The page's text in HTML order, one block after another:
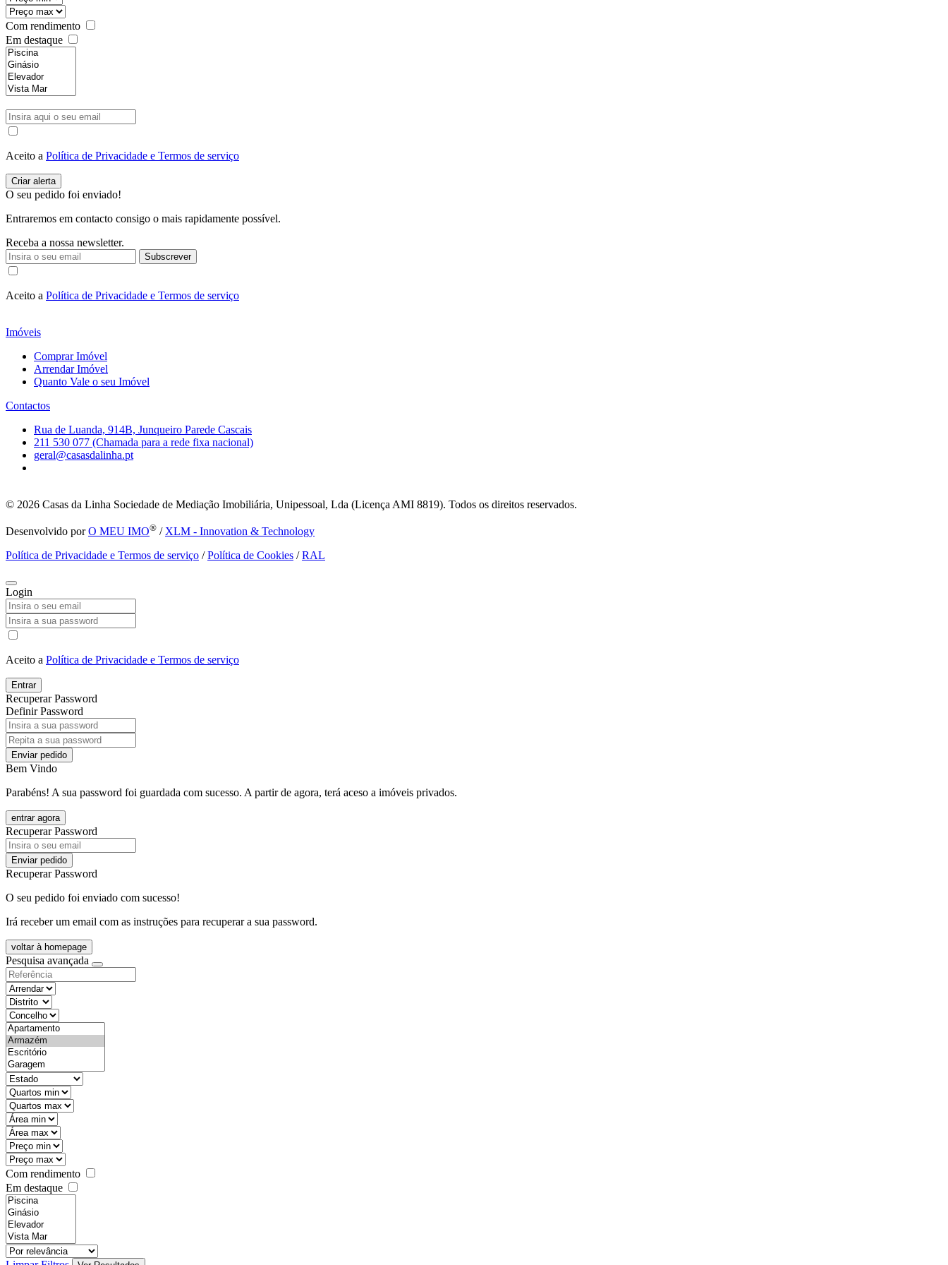
Com rendimento
Em destaque
Aceito a Política de Privacidade e Termos de serviço
O seu pedido foi enviado!
Entraremos em contacto consigo o mais rapidamente possível.
Receba a nossa newsletter.
Subscrever
Aceito a Política de Privacidade e Termos de serviço
Imóveis
Comprar Imóvel
Arrendar Imóvel
Quanto Vale o seu Imóvel
Contactos
Rua de Luanda, 914B, Junqueiro Parede Cascais
211 530 077 (Chamada para a rede fixa nacional)
geral@casasdalinha.pt
© 2026 Casas da Linha Sociedade de Mediação Imobiliária, Unipessoal, Lda (Licença AMI 8819). Todos os direitos reservados.
Desenvolvido porO MEU IMO® / XLM - Innovation & Technology
Política de Privacidade e Termos de serviço /Política de Cookies /RAL
Login
Aceito a Política de Privacidade e Termos de serviço
Entrar
Recuperar Password
Definir Password
Enviar pedido
Bem Vindo
Parabéns! A sua password foi guardada com sucesso. A partir de agora, terá aceso a imóveis privados.
entrar agora
Recuperar Password
Enviar pedido
Recuperar Password
O seu pedido foi enviado com sucesso!
Irá receber um email com as instruções para recuperar a sua password.
voltar à homepage
Pesquisa avançada
objective
districtId
countyId
types
state
mintypo
maxtypo
minarea
maxarea
minprice
maxprice
Com rendimento
Em destaque
features
realestateOrder